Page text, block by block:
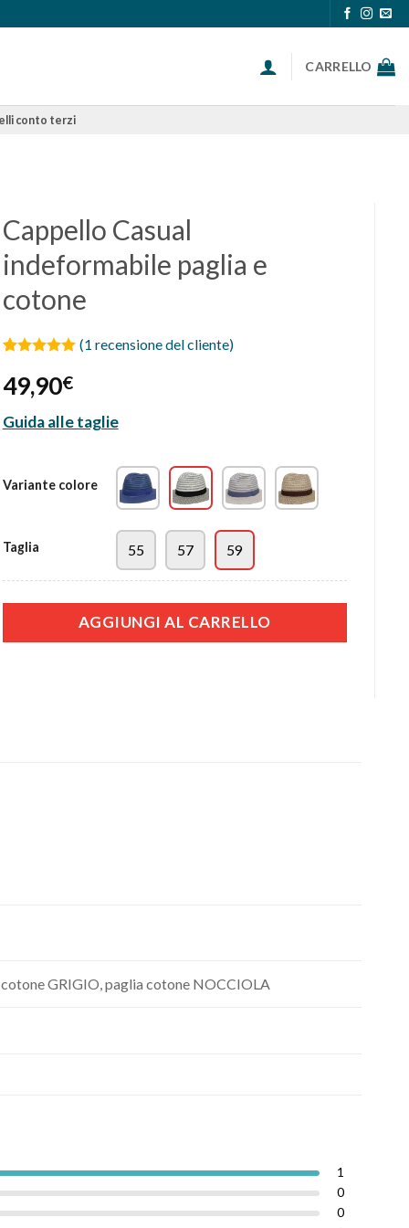
CARRELLO
conto terzi
Cappello Casual
indeformabile paglia e
cotone
su 5 su
base di
(1 recensione del cliente)
49,90€
Guida alle taglie
Variante colore
Taglia 55 57 59
AGGIUNGI AL CARRELLO
GRIGIO, paglia cotone NOCCIOLA
1
0
0